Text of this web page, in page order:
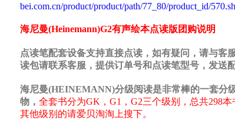
bei.com.cn/product/product/path/77_80/product_id/
海尼曼(Heinemann)G2有声绘本点读版团购说明
点读笔配套设备支持直接点读，如有疑问，请与客
读包请联系客服，提供订单号和点读笔型号，发送
海尼曼(HEINEMANN)分级阅读是非常棒的一套分
物， 全套书分为GK，G1，G2三个级别，总共298
其他级别的请爱贝淘淘上搜下。